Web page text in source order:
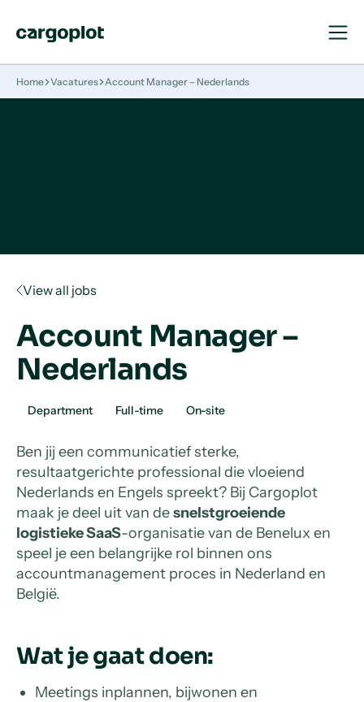
Open
Close
Home Vacatures Account Manager – Nederlands
View all jobs
Account Manager –
Nederlands
Department Full-time On-site
Ben jij een communicatief sterke,
resultaatgerichte professional die vloeiend
Nederlands en Engels spreekt? Bij Cargoplot
maak je deel uit van desnelstgroeiende
logistieke SaaS-organisatie van de Benelux en
speel je een belangrijke rol binnen ons
accountmanagement proces in Nederland en
België.
Wat je gaat doen:
Meetings inplannen, bijwonen en